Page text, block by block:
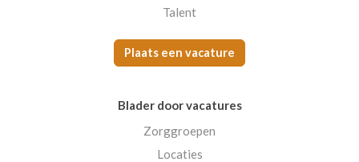
Talent
Plaats een vacature
Blader door vacatures
Zorggroepen
Locaties